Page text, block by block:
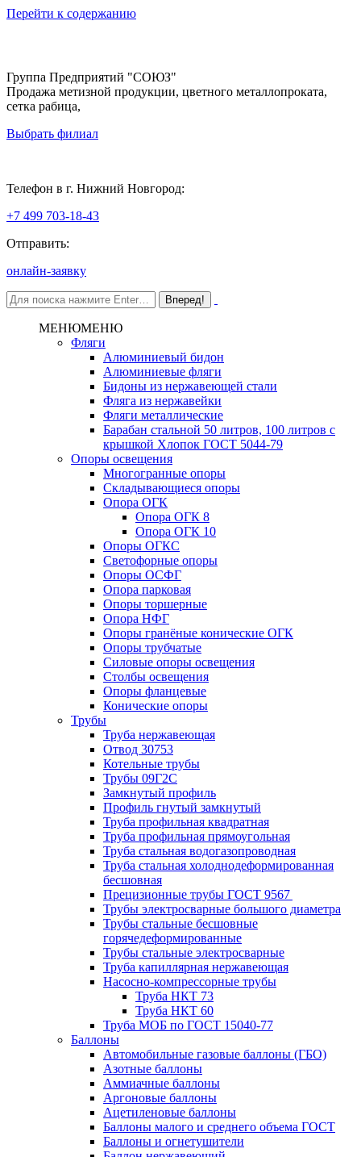
Перейти к содержанию
Группа Предприятий "СОЮЗ"
Продажа метизной продукции, цветного металлопроката,
сетка рабица,
Выбрать филиал
Телефон в г. Нижний Новгород:
+7 499 703-18-43
Отправить:
онлайн-заявку
МЕНЮМЕНЮ
Фляги
Алюминиевый бидон
Алюминиевые фляги
Бидоны из нержавеющей стали
Фляга из нержавейки
Фляги металлические
Барабан стальной 50 литров, 100 литров с
крышкой Хлопок ГОСТ 5044-79
Опоры освещения
Многогранные опоры
Складывающиеся опоры
Опора ОГК
Опора ОГК 8
Опора ОГК 10
Опоры ОГКС
Светофорные опоры
Опоры ОСФГ
Опора парковая
Опоры торшерные
Опора НФГ
Опоры гранёные конические ОГК
Опоры трубчатые
Силовые опоры освещения
Столбы освещения
Опоры фланцевые
Конические опоры
Трубы
Труба нержавеющая
Отвод 30753
Котельные трубы
Трубы 09Г2С
Замкнутый профиль
Профиль гнутый замкнутый
Труба профильная квадратная
Труба профильная прямоугольная
Труба стальная водогазопроводная
Труба стальная холоднодеформированная
бесшовная
Прецизионные трубы ГОСТ 9567
Трубы электросварные большого диаметра
Трубы стальные бесшовные
горячедеформированные
Трубы стальные электросварные
Труба капиллярная нержавеющая
Насосно-компрессорные трубы
Труба НКТ 73
Труба НКТ 60
Труба МОБ по ГОСТ 15040-77
Баллоны
Автомобильные газовые баллоны (ГБО)
Азотные баллоны
Аммиачные баллоны
Аргоновые баллоны
Ацетиленовые баллоны
Баллоны малого и среднего объема ГОСТ
Баллоны и огнетушители